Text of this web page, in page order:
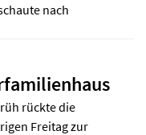
nach
rückte die
Freitag zur